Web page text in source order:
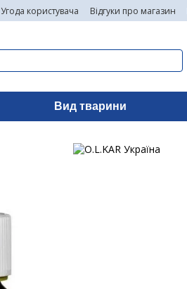
Угода користувача Відгуки про магазин
Вид тварини